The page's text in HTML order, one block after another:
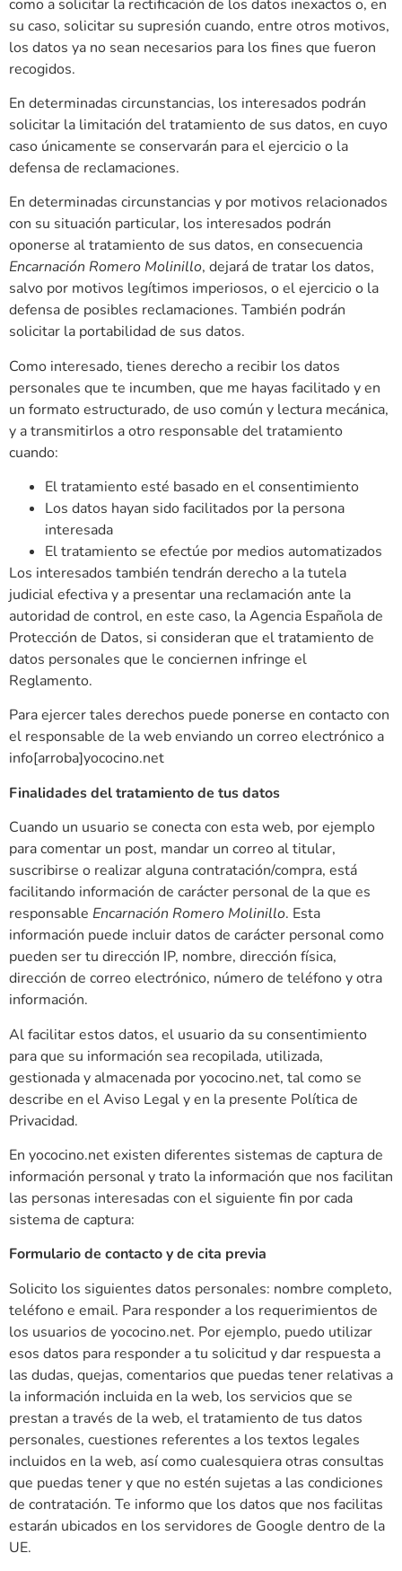
como a solicitar la rectificación de los datos inexactos o, en
su caso, solicitar su supresión cuando, entre otros motivos,
los datos ya no sean necesarios para los fines que fueron
recogidos.
En determinadas circunstancias, los interesados podrán
solicitar la limitación del tratamiento de sus datos, en cuyo
caso únicamente se conservarán para el ejercicio o la
defensa de reclamaciones.
En determinadas circunstancias y por motivos relacionados
con su situación particular, los interesados podrán
oponerse al tratamiento de sus datos, en consecuencia
Encarnación Romero Molinillo, dejará de tratar los datos,
salvo por motivos legítimos imperiosos, o el ejercicio o la
defensa de posibles reclamaciones. También podrán
solicitar la portabilidad de sus datos.
Como interesado, tienes derecho a recibir los datos
personales que te incumben, que me hayas facilitado y en
un formato estructurado, de uso común y lectura mecánica,
y a transmitirlos a otro responsable del tratamiento
cuando:
El tratamiento esté basado en el consentimiento
Los datos hayan sido facilitados por la persona
interesada
El tratamiento se efectúe por medios automatizados
Los interesados también tendrán derecho a la tutela
judicial efectiva y a presentar una reclamación ante la
autoridad de control, en este caso, la Agencia Española de
Protección de Datos, si consideran que el tratamiento de
datos personales que le conciernen infringe el
Reglamento.
Para ejercer tales derechos puede ponerse en contacto con
el responsable de la web enviando un correo electrónico a
info[arroba]yococino.net
Finalidades del tratamiento de tus datos
Cuando un usuario se conecta con esta web, por ejemplo
para comentar un post, mandar un correo al titular,
suscribirse o realizar alguna contratación/compra, está
facilitando información de carácter personal de la que es
responsable Encarnación Romero Molinillo. Esta
información puede incluir datos de carácter personal como
pueden ser tu dirección IP, nombre, dirección física,
dirección de correo electrónico, número de teléfono y otra
información.
Al facilitar estos datos, el usuario da su consentimiento
para que su información sea recopilada, utilizada,
gestionada y almacenada por yococino.net, tal como se
describe en el Aviso Legal y en la presente Política de
Privacidad.
En yococino.net existen diferentes sistemas de captura de
información personal y trato la información que nos facilitan
las personas interesadas con el siguiente fin por cada
sistema de captura:
Formulario de contacto y de cita previa
Solicito los siguientes datos personales: nombre completo,
teléfono e email. Para responder a los requerimientos de
los usuarios de yococino.net. Por ejemplo, puedo utilizar
esos datos para responder a tu solicitud y dar respuesta a
las dudas, quejas, comentarios que puedas tener relativas a
la información incluida en la web, los servicios que se
prestan a través de la web, el tratamiento de tus datos
personales, cuestiones referentes a los textos legales
incluidos en la web, así como cualesquiera otras consultas
que puedas tener y que no estén sujetas a las condiciones
de contratación. Te informo que los datos que nos facilitas
estarán ubicados en los servidores de Google dentro de la
UE.